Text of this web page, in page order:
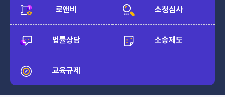
로앤비 소청심사
법률상담 소송제도
교육규제